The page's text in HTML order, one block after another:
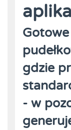
gdzie
- w